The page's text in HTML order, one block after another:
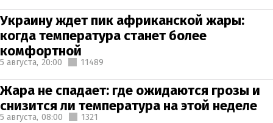
Украину ждет пик африканской жары:
когда температура станет более
комфортной
5 августа, 20:00 11489
Жара не спадает: где ожидаются грозы и
снизится ли температура на этой неделе
5 августа, 08:00 1321